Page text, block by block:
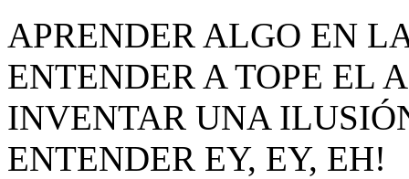
APRENDER ALGO EN
ENTENDER A TOPE EL
INVENTAR UNA
ENTENDER EY, EY, EH!